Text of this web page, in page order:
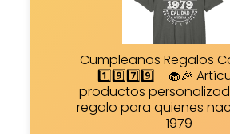
Cumpleaños Regalos
1️⃣9️⃣7️⃣9️⃣ - 🧁🎉
productos
regalo para quienes
1979